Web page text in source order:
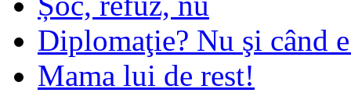
Diplomaţie? Nu şi când
Mama lui de rest!